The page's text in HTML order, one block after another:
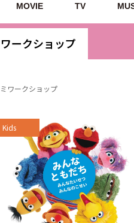
MOVIE TV
ークショップ
ワークショップ
Kids